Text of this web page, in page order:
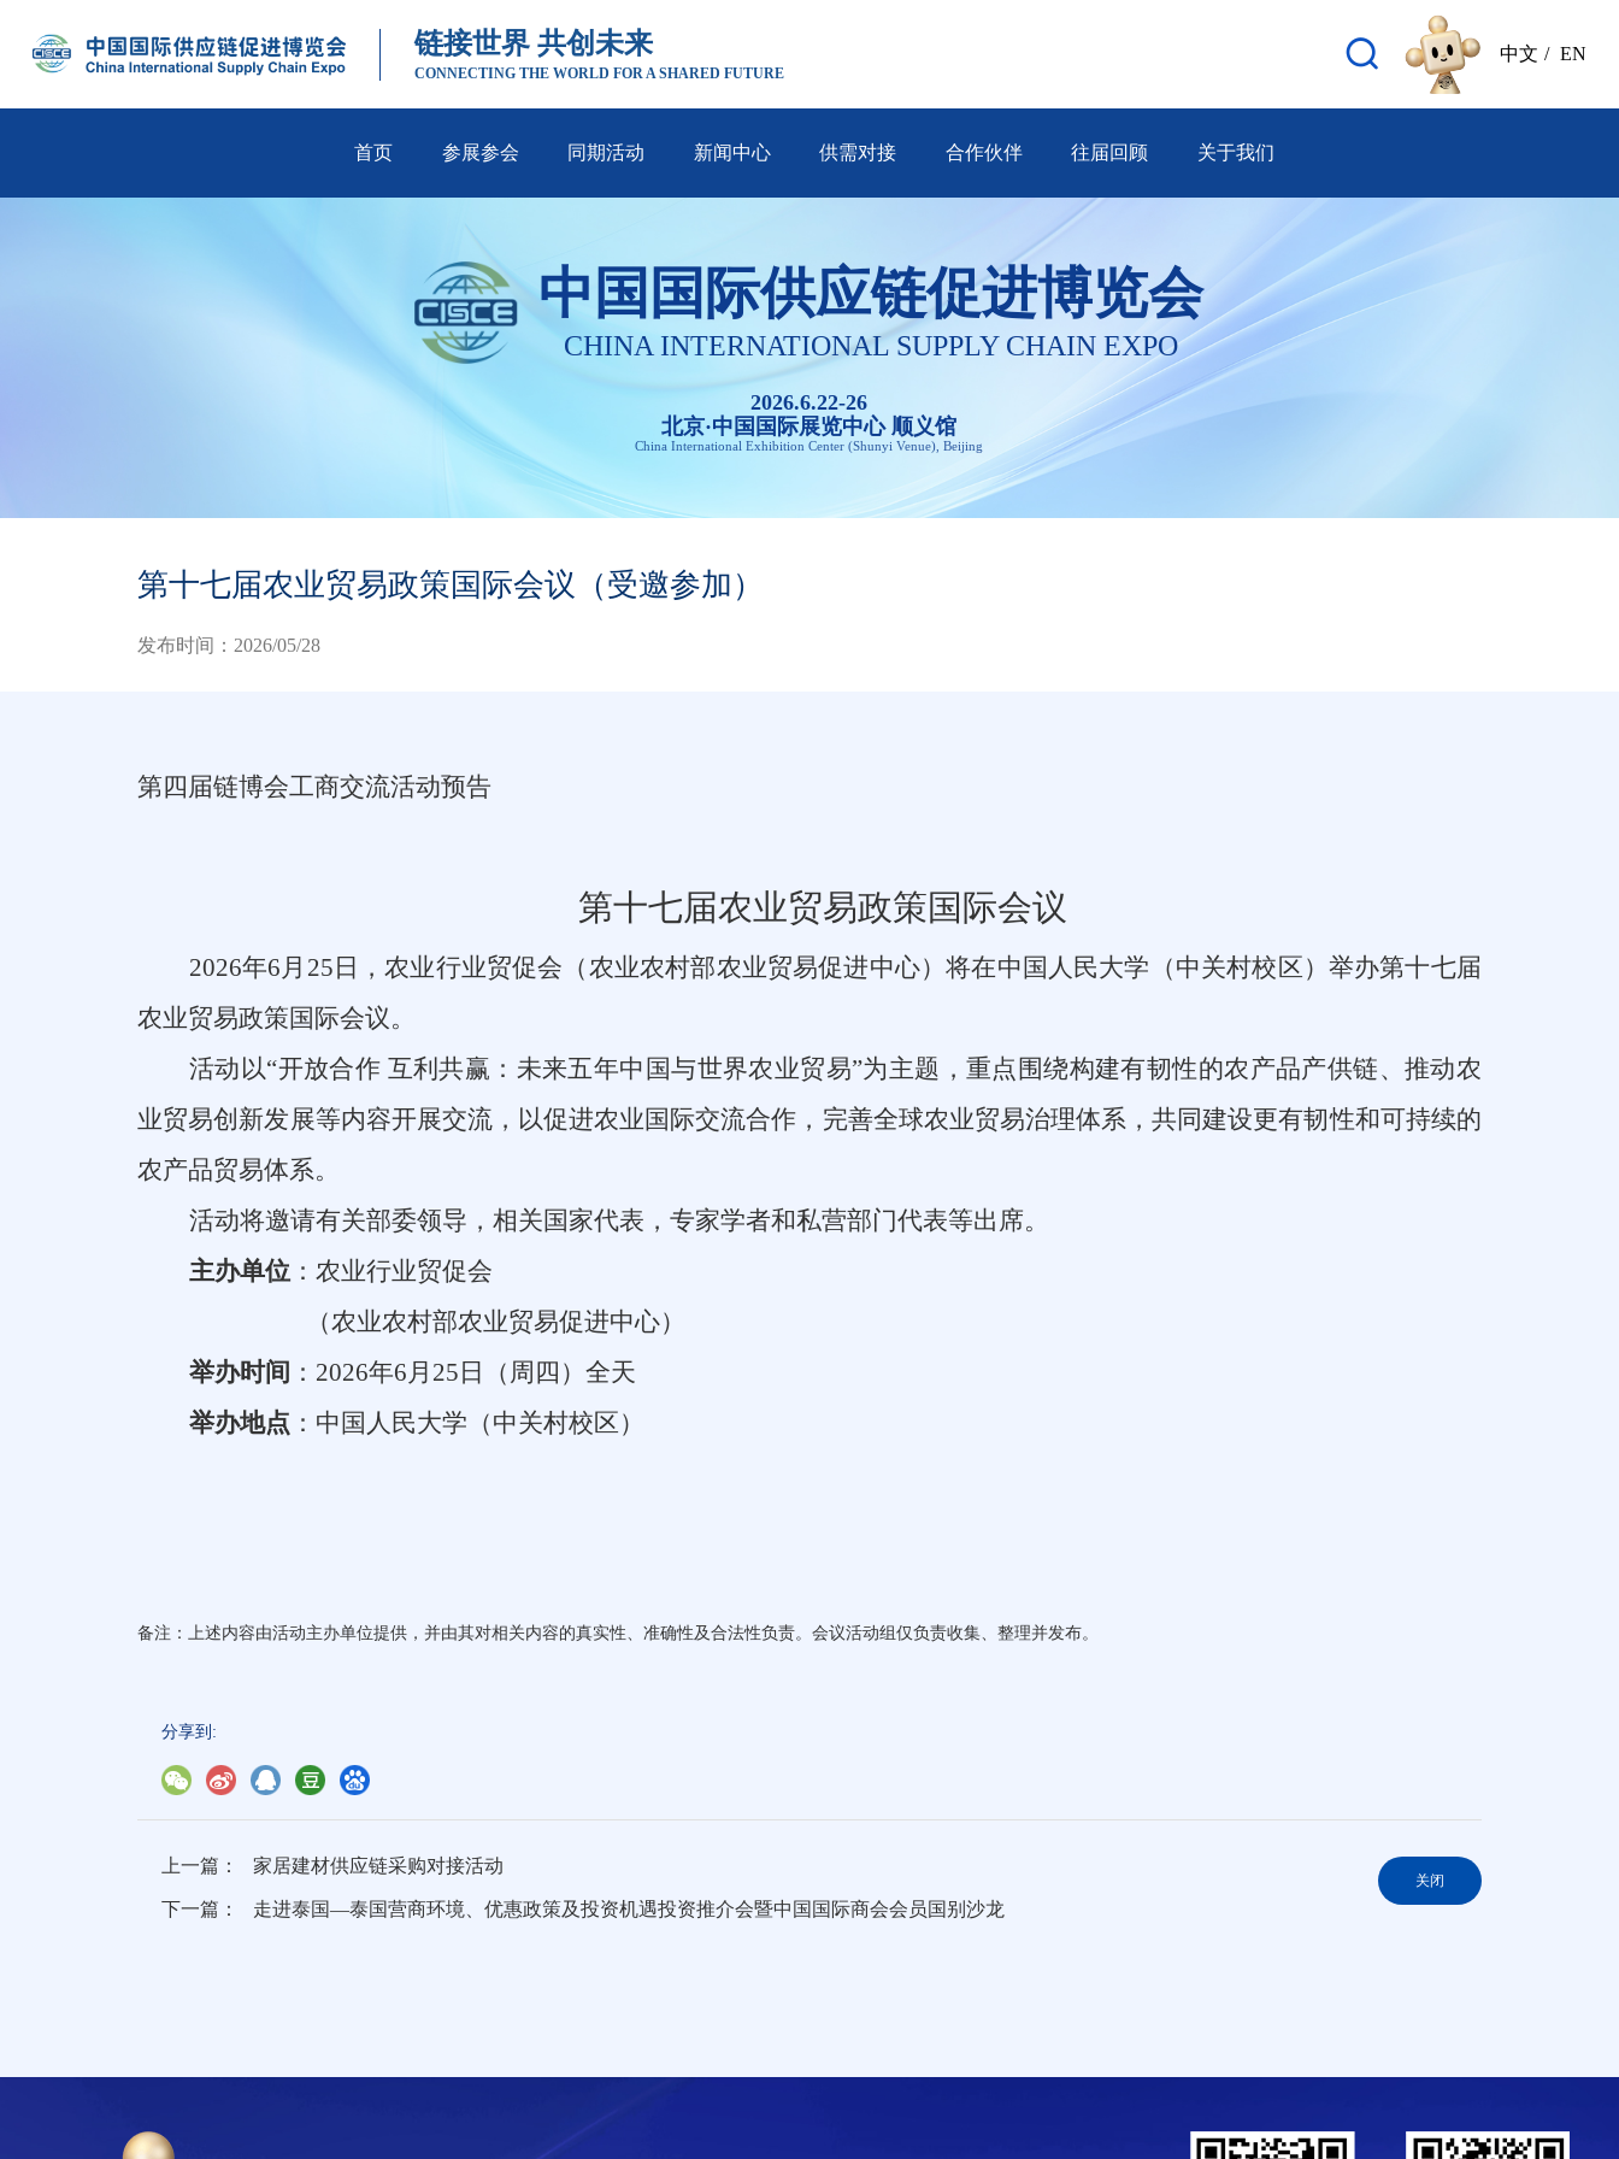
链接世界 共创未来
CONNECTING THE WORLD FOR A SHARED FUTURE
中文 / EN
首页 参展参会 同期活动 新闻中心 供需对接 合作伙伴 往届回顾 关于我们
中国国际供应链促进博览会
CHINA INTERNATIONAL SUPPLY CHAIN EXPO
2026.6.22-26
北京·中国国际展览中心 顺义馆
China International Exhibition Center (Shunyi Venue), Beijing
第十七届农业贸易政策国际会议（受邀参加）
发布时间：2026/05/28
第四届链博会工商交流活动预告
第十七届农业贸易政策国际会议
2026年6月 25 日 ，农业行业贸促会（农业农村部农业贸易促进中心）将在中国人民大学（中关村校区） 举办第十七届
农业贸易政策国际会议。
活动以“开放合作 互利共赢：未来五年中国与世界农业贸易”为主题，重点围绕构建有韧性的农产品产供链、推动农
业贸易创新发展等内容开展交流，以促进农业国际交流合作，完善全球农业贸易治理体系，共同建设更有韧性和可持续的
农产品贸易体系。
活动将邀请有关部委领导，相关国家代表，专家学者和私营部门代表等出席。
主办单位 ：农业行业贸促会
（农业农村部农业贸易促进中心）
举办时间 ： 2026年6月 25 日（周四）全天
举办地点 ： 中国人民大学（中关村校区）
备注：上述内容由活动主办单位提供，并由其对相关内容的真实性、准确性及合法性负责。会议活动组仅负责收集、整理并发布。
分享到:
上一篇： 家居建材供应链采购对接活动
下一篇： 走进泰国—泰国营商环境、优惠政策及投资机遇投资推介会暨中国国际商会会员国别沙龙
关闭